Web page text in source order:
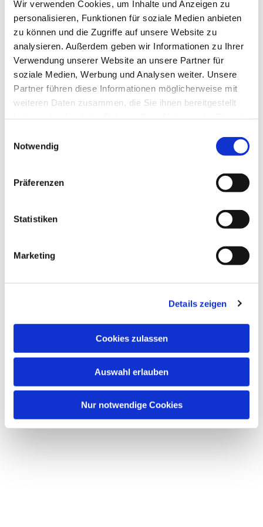
Wir verwenden Cookies, um Inhalte und Anzeigen zu
personalisieren, Funktionen für soziale Medien anbieten
zu können und die Zugriffe auf unsere Website zu
analysieren. Außerdem geben wir Informationen zu Ihrer
Verwendung unserer Website an unsere Partner für
soziale Medien, Werbung und Analysen weiter. Unsere
Partner führen diese Informationen möglicherweise mit
weiteren Daten zusammen, die Sie ihnen bereitgestellt
Notwendig
Präferenzen
Statistiken
Marketing
Details zeigen
Cookies zulassen
Auswahl erlauben
Nur notwendige Cookies